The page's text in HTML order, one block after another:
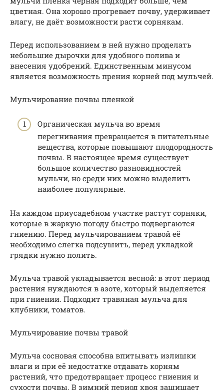
цветная. Она хорошо прогревает почву, удерживает
влагу, не даёт возможности расти сорнякам.
Перед использованием в ней нужно проделать
небольшие дырочки для удобного полива и
внесения удобрений. Единственным минусом
является возможность прения корней под мульчей.
Мульчирование почвы пленкой
Органическая мульча во время
перегнивания превращается в питательные
вещества, которые повышают плодородность
почвы. В настоящее время существует
большое количество разновидностей
мульчи, но среди них можно выделить
наиболее популярные.
На каждом приусадебном участке растут сорняки,
которые в жаркую погоду быстро подвергаются
гниению. Перед мульчированием травой её
необходимо слегка подсушить, перед укладкой
грядки нужно полить.
Мульча травой укладывается весной: в этот период
растения нуждаются в азоте, который выделяется
при гниении. Подходит травяная мульча для
клубники, томатов.
Мульчирование почвы травой
Мульча сосновая способна впитывать излишки
влаги и при её недостатке отдавать корням
растений, что предотвращает процесс гниения и
сухости почвы. В зимний период хвоя защищает